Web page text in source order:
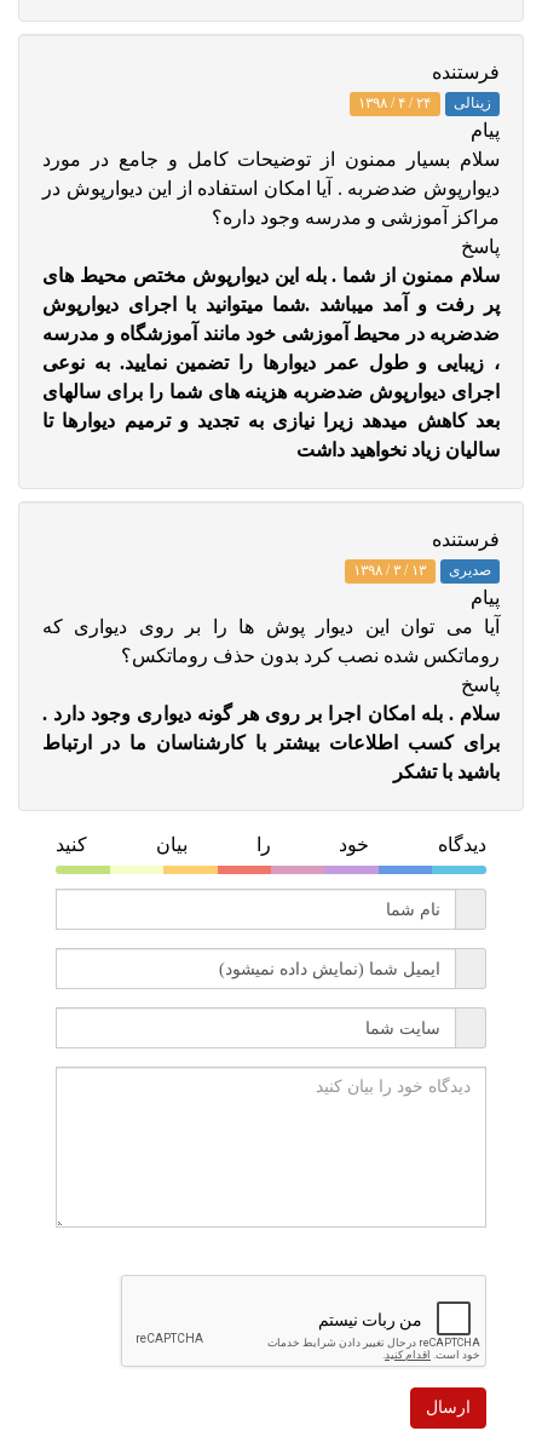
فرستنده
زینالی ۲۴ / ۴ / ۱۳۹۸
پيام
سلام بسیار ممنون از توضیحات کامل و جامع در مورد
دیوارپوش ضدضربه . آیا امکان استفاده از این دیوارپوش در
مراکز آموزشی و مدرسه وجود داره؟
پاسخ
سلام ممنون از شما . بله این دیوارپوش مختص محیط های
پر رفت و آمد میباشد .شما میتوانید با اجرای دیوارپوش
ضدضربه در محیط آموزشی خود مانند آموزشگاه و مدرسه
، زیبایی و طول عمر دیوارها را تضمین نمایید. به نوعی
اجرای دیوارپوش ضدضربه هزینه های شما را برای سالهای
بعد کاهش میدهد زیرا نیازی به تجدید و ترمیم دیوارها تا
سالیان زیاد نخواهید داشت
فرستنده
صدیری ۱۳ / ۳ / ۱۳۹۸
پيام
آیا می توان این دیوار پوش ها را بر روی دیواری که
روماتکس شده نصب کرد بدون حذف روماتکس؟
پاسخ
سلام . بله امکان اجرا بر روی هر گونه دیواری وجود دارد .
برای کسب اطلاعات بیشتر با کارشناسان ما در ارتباط
باشید با تشکر
دیدگاه خود را بیان کنید
ارسال